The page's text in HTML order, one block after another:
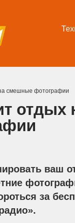
смешные фотографии
отдых
ваш
за